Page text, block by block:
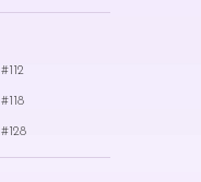
#112
#118
#128